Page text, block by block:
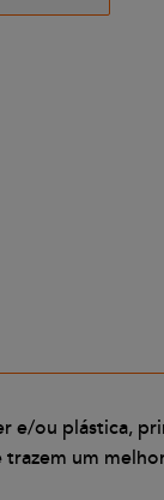
e/ou plástica,
um